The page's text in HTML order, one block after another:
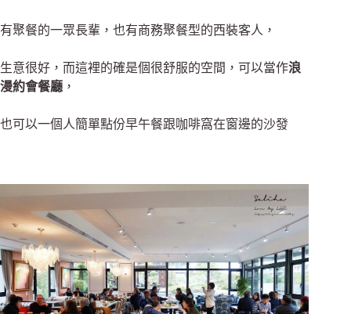
有聚餐的一眾長輩，也有商務聚餐型的西裝客人 ，
生意很好，而這裡的確是個很舒服的空間， 可以當作浪
漫約會餐廳 ，
也可以一個人簡單點份早午餐跟咖啡窩在窗邊的沙發